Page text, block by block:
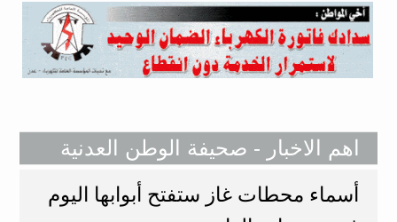
اهم الاخبار - صحيفة الوطن العدنية
أسماء محطات غاز ستفتح أبوابها اليوم